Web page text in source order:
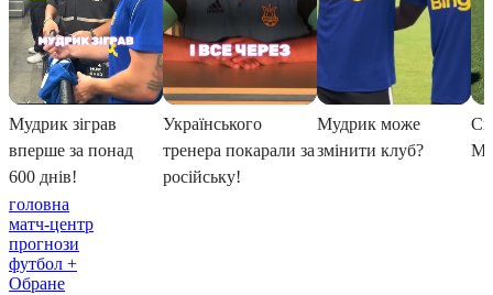
головна
матч-центр
прогнози
футбол +
Обране